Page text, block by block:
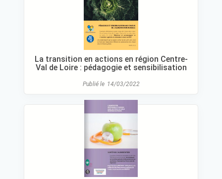
La transition en actions en région Centre-
Val de Loire : pédagogie et sensibilisation
Publié le 14/03/2022